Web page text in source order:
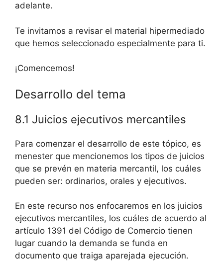
adelante.
Te invitamos a revisar el material hipermediado
que hemos seleccionado especialmente para ti.
¡Comencemos!
Desarrollo del tema
8.1 Juicios ejecutivos mercantiles
Para comenzar el desarrollo de este tópico, es
menester que mencionemos los tipos de juicios
que se prevén en materia mercantil, los cuáles
pueden ser: ordinarios, orales y ejecutivos.
En este recurso nos enfocaremos en los juicios
ejecutivos mercantiles, los cuáles de acuerdo al
artículo 1391 del Código de Comercio tienen
lugar cuando la demanda se funda en
documento que traiga aparejada ejecución.